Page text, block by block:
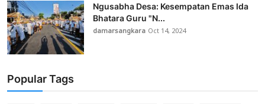
Ngusabha Desa: Kesempatan Emas Ida
Bhatara Guru "N...
damarsangkara Oct 14, 2024
Popular Tags